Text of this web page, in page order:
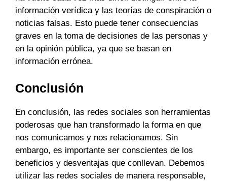
información verídica y las teorías de conspiración o
noticias falsas. Esto puede tener consecuencias
graves en la toma de decisiones de las personas y
en la opinión pública, ya que se basan en
información errónea.
Conclusión
En conclusión, las redes sociales son herramientas
poderosas que han transformado la forma en que
nos comunicamos y nos relacionamos. Sin
embargo, es importante ser conscientes de los
beneficios y desventajas que conllevan. Debemos
utilizar las redes sociales de manera responsable,